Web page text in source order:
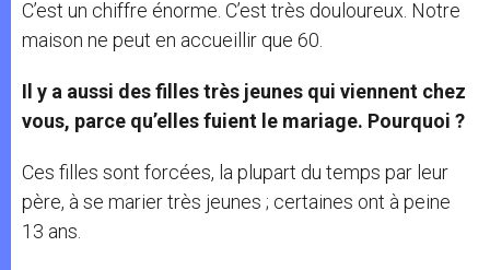
C’est un chiffre énorme. C’est très douloureux. Notre
maison ne peut en accueillir que 60.
Il y a aussi des filles très jeunes qui viennent chez
vous, parce qu’elles fuient le mariage. Pourquoi ?
Ces filles sont forcées, la plupart du temps par leur
père, à se marier très jeunes ; certaines ont à peine
13 ans.